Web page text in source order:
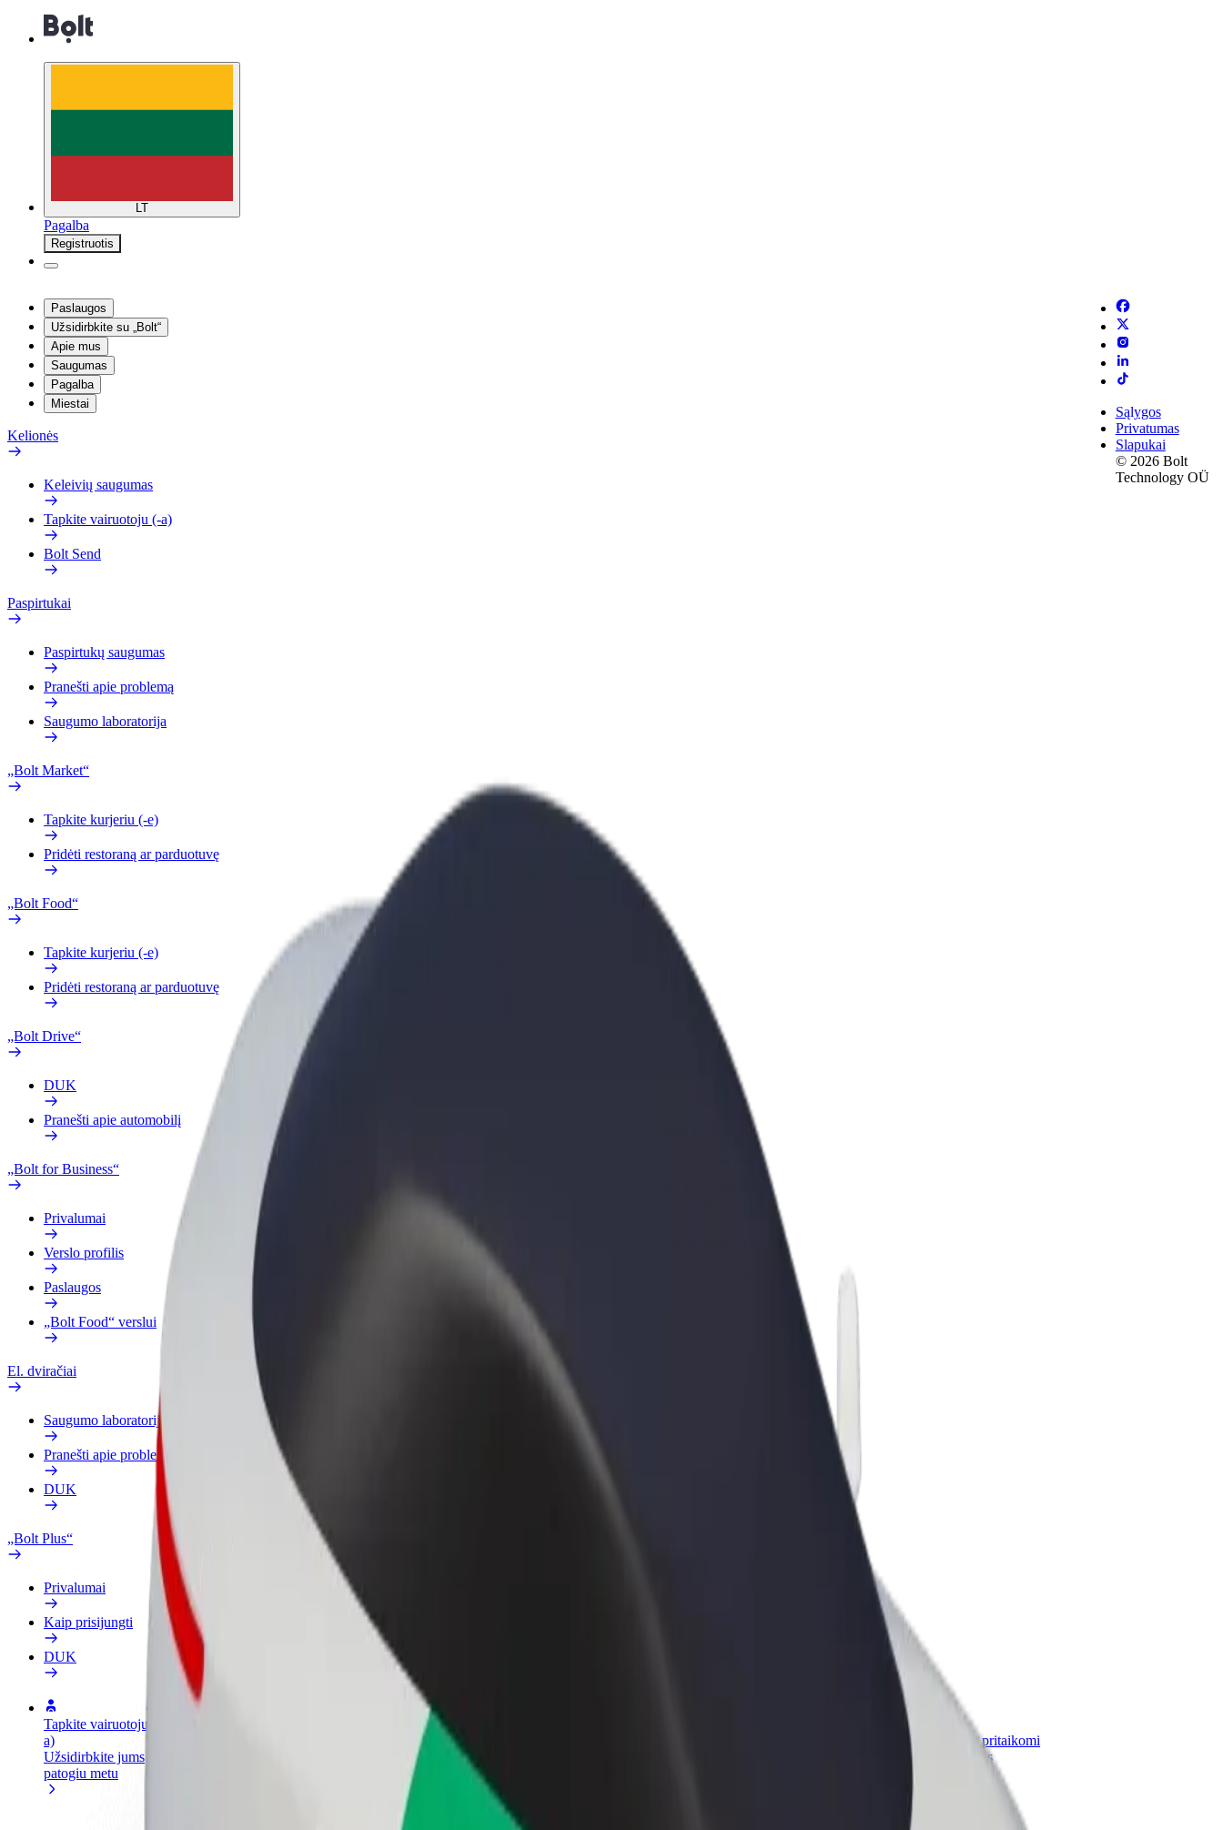
LT
Pagalba
Registruotis
Paslaugos
Užsidirbkite su „Bolt“
Apie mus
Saugumas
Pagalba
Miestai
Kelionės
Keleivių saugumas
Tapkite vairuotoju (-a)
Bolt Send
Paspirtukai
Paspirtukų saugumas
Pranešti apie problemą
Saugumo laboratorija
„Bolt Market“
Tapkite kurjeriu (-e)
Pridėti restoraną ar parduotuvę
„Bolt Food“
Tapkite kurjeriu (-e)
Pridėti restoraną ar parduotuvę
„Bolt Drive“
DUK
Pranešti apie automobilį
„Bolt for Business“
Privalumai
Verslo profilis
Paslaugos
„Bolt Food“ verslui
El. dviračiai
Saugumo laboratorija
Pranešti apie problemą
DUK
„Bolt Plus“
Privalumai
Kaip prisijungti
DUK
Tapkite vairuotoju (-
a)
Užsidirbkite jums
patogiu metu
Pridėti restoraną ar
parduotuvę
Pritraukite daugiau klientų ir
padidinkite pelną
„Bolt for Business“
Atskirų įmonių poreikiams pritaikomi
„Bolt“ produktai ir paslaugos
Sąlygos
Privatumas
Slapukai
© 2026 Bolt
Technology OÜ